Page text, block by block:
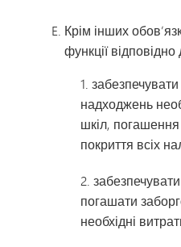
Крім інших
функції
1.
надходжень
шкіл, погашення
покриття всіх
2.
погашати
необхідні